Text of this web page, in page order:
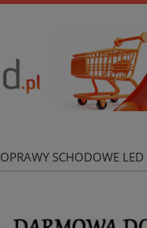
OPRAWY SCHODOWE LED